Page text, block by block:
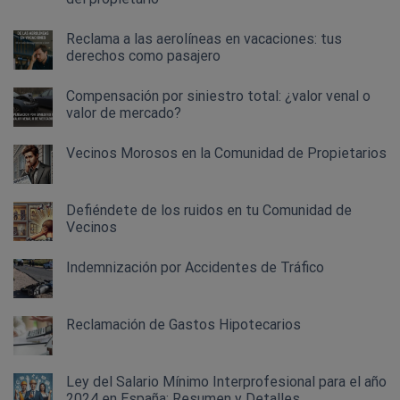
Reclama a las aerolíneas en vacaciones: tus
derechos como pasajero
Compensación por siniestro total: ¿valor venal o
valor de mercado?
Vecinos Morosos en la Comunidad de Propietarios
Defiéndete de los ruidos en tu Comunidad de
Vecinos
Indemnización por Accidentes de Tráfico
Reclamación de Gastos Hipotecarios
Ley del Salario Mínimo Interprofesional para el año